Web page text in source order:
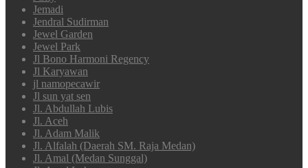
Jemadi
Jendral Sudirman
Jewel Garden
Jewel Park
Jl Bono Harmoni Regency
Jl Karyawan
jl namopecawir
Jl sun yat sen
Jl. Abdullah Lubis
Jl. Aceh
Jl. Adam Malik
Jl. Alfalah (Daerah SM. Raja Medan)
Jl. Amal (Medan Sunggal)